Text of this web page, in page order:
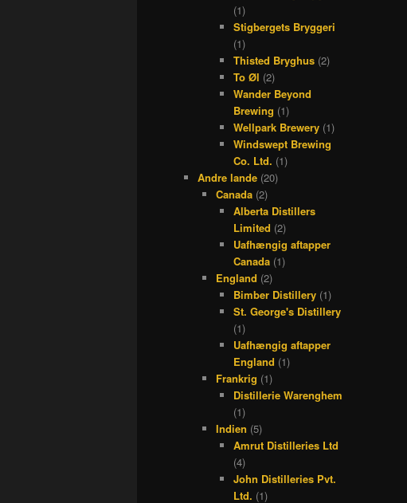
(1)
Stigbergets Bryggeri
(1)
Thisted Bryghus (2)
To Øl (2)
Wander Beyond
Brewing (1)
Wellpark Brewery (1)
Windswept Brewing
Co. Ltd. (1)
Andre lande (20)
Canada(2)
Alberta Distillers
Limited (2)
Uafhængig aftapper
Canada (1)
England (2)
Bimber Distillery (1)
St. George's Distillery
(1)
Uafhængig aftapper
England (1)
Frankrig (1)
Distillerie Warenghem
(1)
Indien (5)
Amrut Distilleries Ltd
(4)
John Distilleries Pvt.
Ltd. (1)